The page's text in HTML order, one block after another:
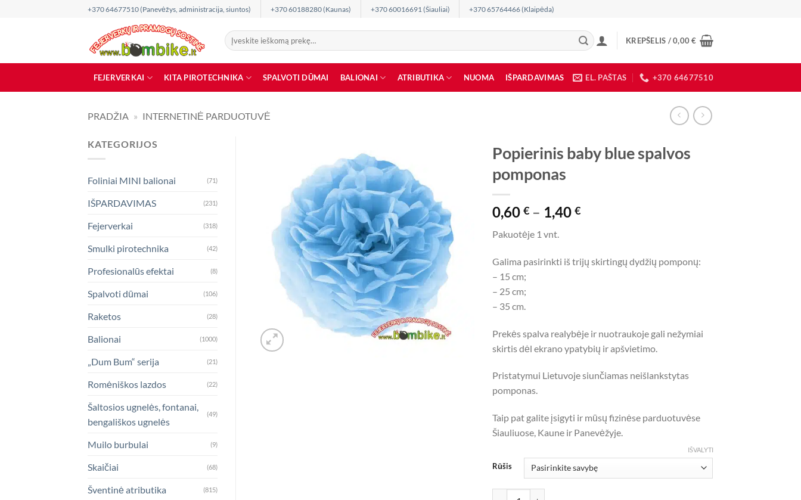
+370 64677510 (Panevėžys, administracija, siuntos) +370 60188280 (Kaunas) +370 60016691 (Šiauliai) +370 65764466 (Klaipėda)
Ieškoti:
KREPŠELIS /0,00€
FEJERVERKAI KITA PIROTECHNIKA SPALVOTI DŪMAI BALIONAI ATRIBUTIKA NUOMA IŠPARDAVIMAS EL. PAŠTAS +370 64677510
PRADŽIA » INTERNETINĖ PARDUOTUVĖ
KATEGORIJOS
Foliniai MINI balionai (71)
IŠPARDAVIMAS (231)
Fejerverkai (318)
Smulki pirotechnika (42)
Profesionalūs efektai (8)
Spalvoti dūmai (106)
Raketos (28)
Balionai (1000)
„Dum Bum“ serija (21)
Romėniškos lazdos (22)
Šaltosios ugnelės, fontanai,
bengališkos ugnelės
(49)
Muilo burbulai (9)
Skaičiai (68)
Šventinė atributika (815)
Popierinis baby blue spalvos
pomponas
0,60€ – 1,40€Price
through
1,40 €
Pakuotėje 1 vnt.
Galima pasirinkti iš trijų skirtingų dydžių pomponų:
– 15 cm;
– 25 cm;
– 35 cm.
Prekės spalva realybėje ir nuotraukoje gali nežymiai
skirtis dėl ekrano ypatybių ir apšvietimo.
Pristatymui Lietuvoje siunčiamas neišlankstytas
pomponas.
Taip pat galite įsigyti ir mūsų fizinėse parduotuvėse
Šiauliuose, Kaune ir Panevėžyje.
Rūšis
IŠVALYTI